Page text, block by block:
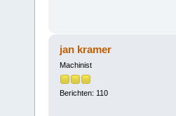
jan kramer
Machinist
Berichten: 110